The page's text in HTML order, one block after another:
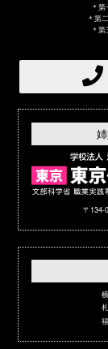
＊
＊第
＊
〒134-